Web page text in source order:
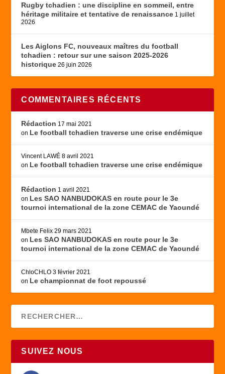
Rugby tchadien : une discipline en sommeil, entre
héritage militaire et tentative de renaissance 1 juillet
2026
Les Aiglons FC, nouveaux maîtres du football
tchadien : retour sur une saison 2025-2026
historique 26 juin 2026
COMMENTAIRES RÉCENTS
Rédaction 17 mai 2021
on Le football tchadien traverse une crise endémique
Vincent LAWÉ 8 avril 2021
on Le football tchadien traverse une crise endémique
Rédaction 1 avril 2021
on Les SAO NANBUDOKAS en route pour le 3e
tournoi international de la zone CEMAC de Yaoundé
Mbete Felix 29 mars 2021
on Les SAO NANBUDOKAS en route pour le 3e
tournoi international de la zone CEMAC de Yaoundé
ChloCHLO 3 février 2021
on Le championnat de foot repoussé
SUIVEZ NOUS